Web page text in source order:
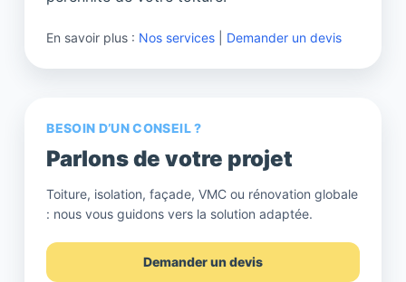
En savoir plus : Nos services Demander un devis
BESOIN D’UN CONSEIL ?
Parlons de votre projet
Toiture, isolation, façade, VMC ou rénovation globale
: nous vous guidons vers la solution adaptée.
Demander un devis